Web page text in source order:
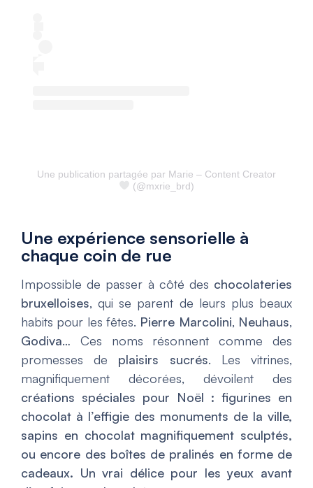
Une publication partagée par Marie – Content Creator
(@mxrie_brd)
Une expérience sensorielle à
chaque coin de rue
Impossible de passer à côté des chocolateries
bruxelloises, qui se parent de leurs plus beaux
habits pour les fêtes. Pierre Marcolini, Neuhaus,
Godiva… Ces noms résonnent comme des
promesses de plaisirs sucrés. Les vitrines,
magnifiquement décorées, dévoilent des
créations spéciales pour Noël : figurines en
chocolat à l’effigie des monuments de la ville,
sapins en chocolat magnifiquement sculptés,
ou encore des boîtes de pralinés en forme de
cadeaux. Un vrai délice pour les yeux avant